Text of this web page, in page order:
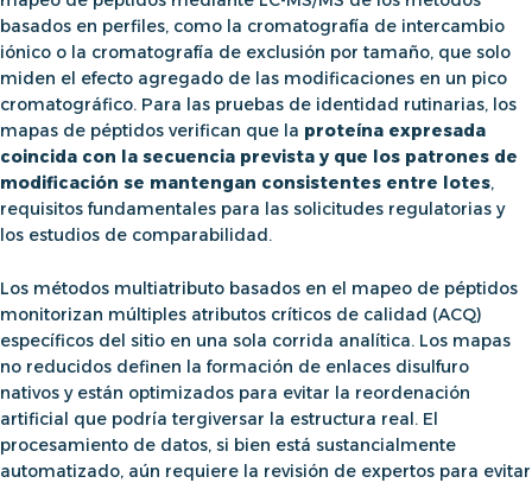
basados ​​en perfiles, como la cromatografía de intercambio
iónico o la cromatografía de exclusión por tamaño, que solo
miden el efecto agregado de las modificaciones en un pico
cromatográfico. Para las pruebas de identidad rutinarias, los
mapas de péptidos verifican que la proteína expresada
coincida con la secuencia prevista y que los patrones de
modificación se mantengan consistentes entre lotes,
requisitos fundamentales para las solicitudes regulatorias y
los estudios de comparabilidad.
Los métodos multiatributo basados ​​en el mapeo de péptidos
monitorizan múltiples atributos críticos de calidad (ACQ)
específicos del sitio en una sola corrida analítica. Los mapas
no reducidos definen la formación de enlaces disulfuro
nativos y están optimizados para evitar la reordenación
artificial que podría tergiversar la estructura real. El
procesamiento de datos, si bien está sustancialmente
automatizado, aún requiere la revisión de expertos para evitar